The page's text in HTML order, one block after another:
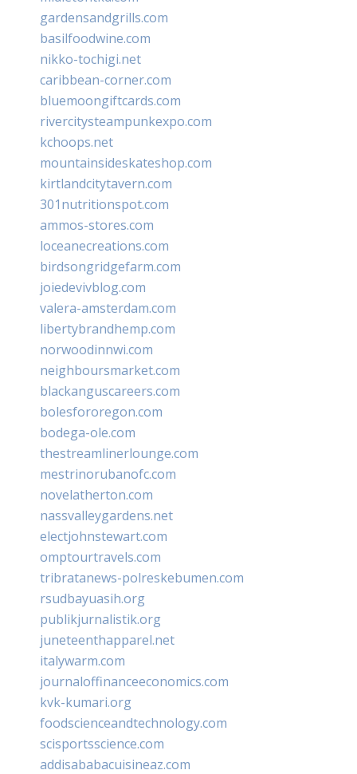
gardensandgrills.com
basilfoodwine.com
nikko-tochigi.net
caribbean-corner.com
bluemoongiftcards.com
rivercitysteampunkexpo.com
kchoops.net
mountainsideskateshop.com
kirtlandcitytavern.com
301nutritionspot.com
ammos-stores.com
loceanecreations.com
birdsongridgefarm.com
joiedevivblog.com
valera-amsterdam.com
libertybrandhemp.com
norwoodinnwi.com
neighboursmarket.com
blackanguscareers.com
bolesfororegon.com
bodega-ole.com
thestreamlinerlounge.com
mestrinorubanofc.com
novelatherton.com
nassvalleygardens.net
electjohnstewart.com
omptourtravels.com
tribratanews-polreskebumen.com
rsudbayuasih.org
publikjurnalistik.org
juneteenthapparel.net
italywarm.com
journaloffinanceeconomics.com
kvk-kumari.org
foodscienceandtechnology.com
scisportsscience.com
addisababacuisineaz.com